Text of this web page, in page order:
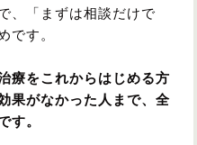
、「まずは相談だけで
です。
療をこれからはじめる方
果がなかった人まで、全
す。